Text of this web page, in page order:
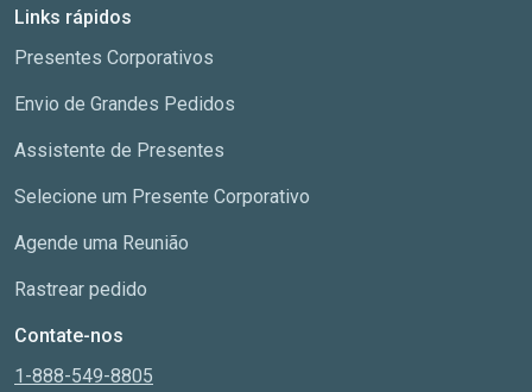
Links rápidos
Presentes Corporativos
Envio de Grandes Pedidos
Assistente de Presentes
Selecione um Presente Corporativo
Agende uma Reunião
Rastrear pedido
Contate-nos
1-888-549-8805